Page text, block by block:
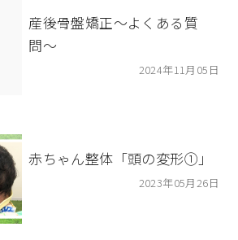
産後骨盤矯正〜よくある質
問〜
2024年11月05日
赤ちゃん整体「頭の変形①」
2023年05月26日